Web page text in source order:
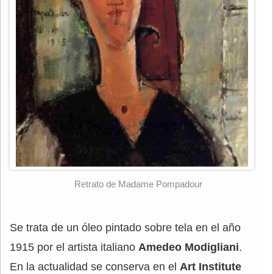
Retrato de Madame Pompadour
Se trata de un óleo pintado sobre tela en el año
1915 por el artista italiano Amedeo Modigliani.
En la actualidad se conserva en el Art Institute